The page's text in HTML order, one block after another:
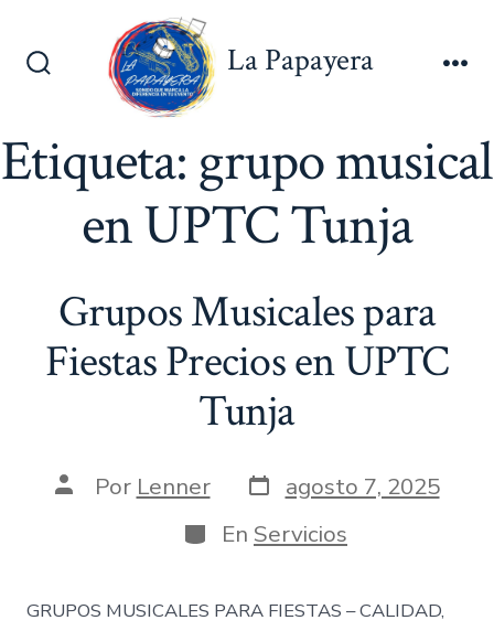
Alternar
La Papayera
Etiqueta: grupo musical
en UPTC Tunja
Grupos Musicales para
Fiestas Precios en UPTC
Tunja
AutorPor Lenner Fecha
de
publicación
agosto 7, 2025
Categorías
En Servicios
GRUPOS MUSICALES PARA FIESTAS – CALIDAD,